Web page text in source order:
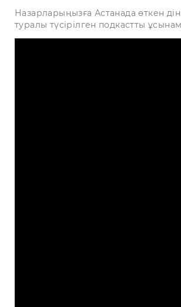
Назарларыңызға Астанада өткен
туралы түсірілген подкастты